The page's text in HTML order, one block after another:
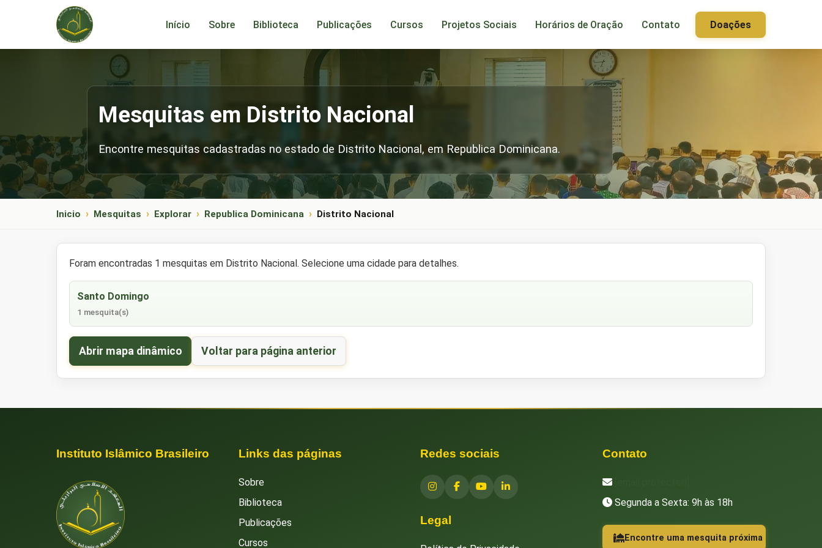
Início Sobre Biblioteca Publicações Cursos Projetos Sociais Horários de Oração Contato Doações
Mesquitas em Distrito Nacional
Encontre mesquitas cadastradas no estado de Distrito Nacional, em Republica Dominicana.
Inicio Mesquitas Explorar Republica Dominicana Distrito Nacional
Foram encontradas 1 mesquitas em Distrito Nacional. Selecione uma cidade para detalhes.
Santo Domingo
1 mesquita(s)
Abrir mapa dinâmico Voltar para página anterior
Instituto Islâmico Brasileiro Links das páginas
Sobre
Biblioteca
Publicações
Cursos
Redes sociais
Legal
Contato
Segunda a Sexta: 9h às 18h
Encontre uma mesquita próxima